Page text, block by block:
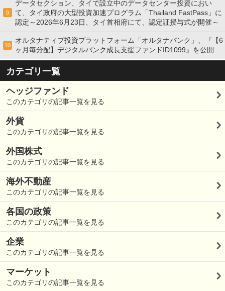
9
データセクション、タイで設立中のデータセンター投資におい
て、タイ政府の大型投資加速プログラム「Thailand FastPass」に
認定～2026年6月23日、タイ首相府にて、認定証授与式が開催～
10
オルタナティブ投資プラットフォーム「オルタナバンク」、『【6
ヶ月毎分配】デジタルバンク成長支援ファンドID1099』を公開
カテゴリ一覧
ヘッジファンド
このカテゴリの記事一覧を見る
外貨
このカテゴリの記事一覧を見る
外国株式
このカテゴリの記事一覧を見る
海外不動産
このカテゴリの記事一覧を見る
各国の政策
このカテゴリの記事一覧を見る
企業
このカテゴリの記事一覧を見る
マーケット
このカテゴリの記事一覧を見る